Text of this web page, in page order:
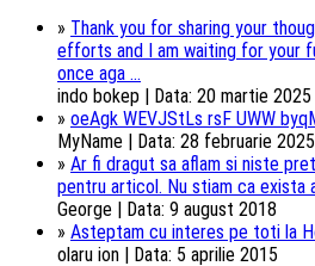
» Thank you for sharing your
efforts and I am waiting for your
once aga ...
indo bokep | Data: 20 martie 2025
» oeAgk WEVJStLs rsF UWW
MyName | Data: 28 februarie 2025
» Ar fi dragut sa aflam si niste
pentru articol. Nu stiam ca exista
George | Data: 9 august 2018
» Asteptam cu interes pe toti la
olaru ion | Data: 5 aprilie 2015